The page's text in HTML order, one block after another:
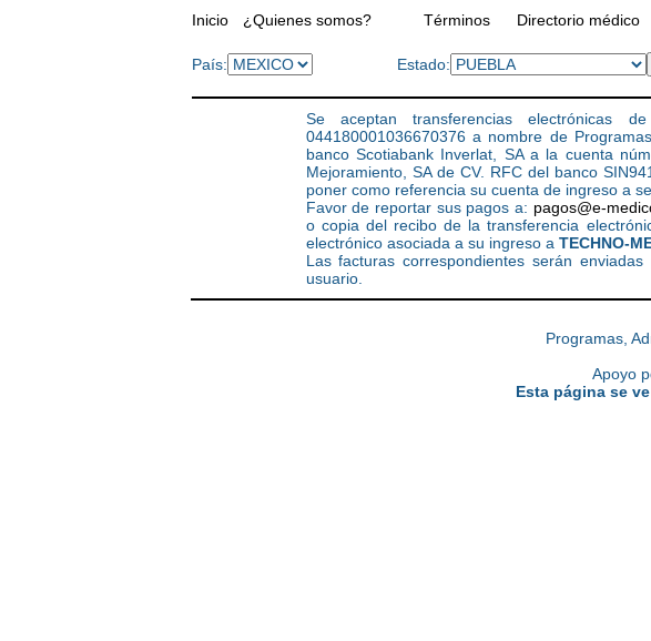
Inicio ¿Quienes somos? Términos Directorio médico
País: Estado:
Se aceptan transferencias electrónicas
044180001036670376 a nombre de
banco Scotiabank Inverlat, SA a la cuenta
Mejoramiento, SA de CV. RFC del banco
poner como referencia su cuenta de ingreso a
Favor de reportar sus pagos a: pagos@e-
o copia del recibo de la transferencia
electrónico asociada a su ingreso a TECHNO-
Las facturas correspondientes serán
usuario.
Programas,
Apoyo
Esta página se